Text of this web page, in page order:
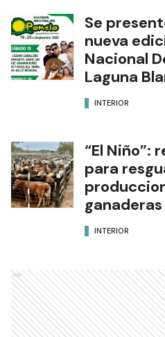
Se
nueva
Nacional
Laguna
INTERIOR
“El Niño”:
para
ganaderas
INTERIOR
Ads